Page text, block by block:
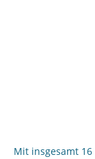
Mit insgesamt 16